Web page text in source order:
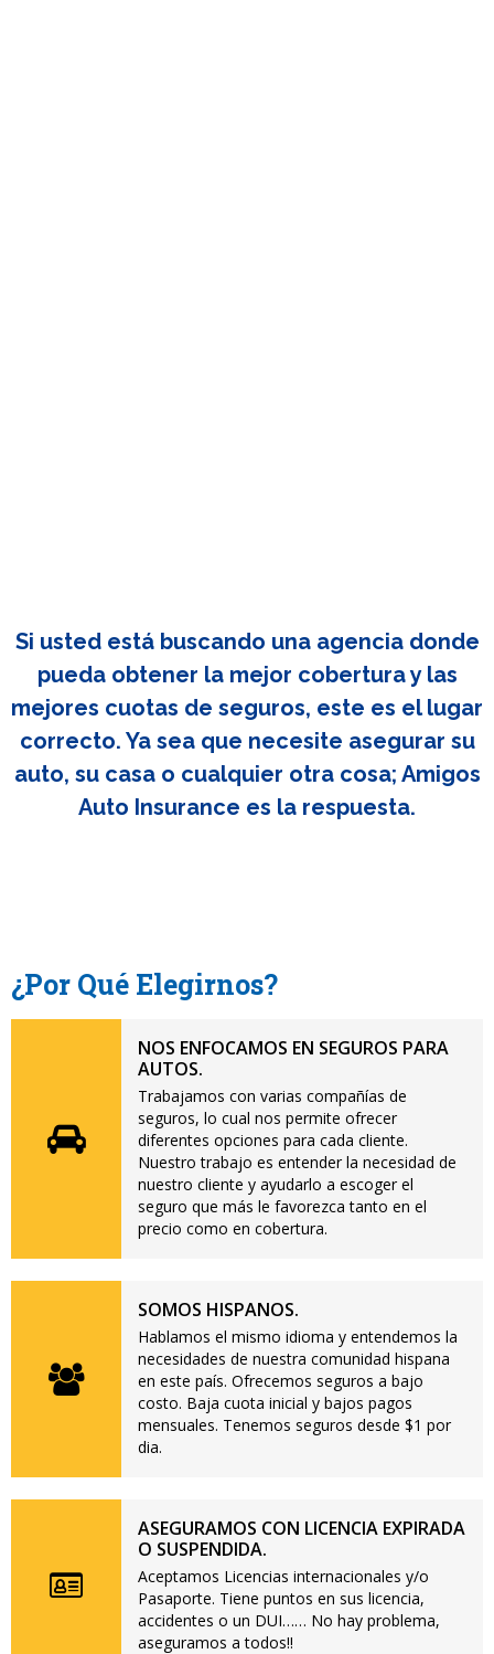
Si usted está buscando una agencia donde
pueda obtener la mejor cobertura y las
mejores cuotas de seguros, este es el lugar
correcto. Ya sea que necesite asegurar su
auto, su casa o cualquier otra cosa; Amigos
Auto Insurance es la respuesta.
¿Por Qué Elegirnos?
NOS ENFOCAMOS EN SEGUROS PARA
AUTOS.
Trabajamos con varias compañías de
seguros, lo cual nos permite ofrecer
diferentes opciones para cada cliente.
Nuestro trabajo es entender la necesidad de
nuestro cliente y ayudarlo a escoger el
seguro que más le favorezca tanto en el
precio como en cobertura.
SOMOS HISPANOS.
Hablamos el mismo idioma y entendemos la
necesidades de nuestra comunidad hispana
en este país. Ofrecemos seguros a bajo
costo. Baja cuota inicial y bajos pagos
mensuales. Tenemos seguros desde $1 por
dia.
ASEGURAMOS CON LICENCIA EXPIRADA
O SUSPENDIDA.
Aceptamos Licencias internacionales y/o
Pasaporte. Tiene puntos en sus licencia,
accidentes o un DUI…… No hay problema,
aseguramos a todos!!